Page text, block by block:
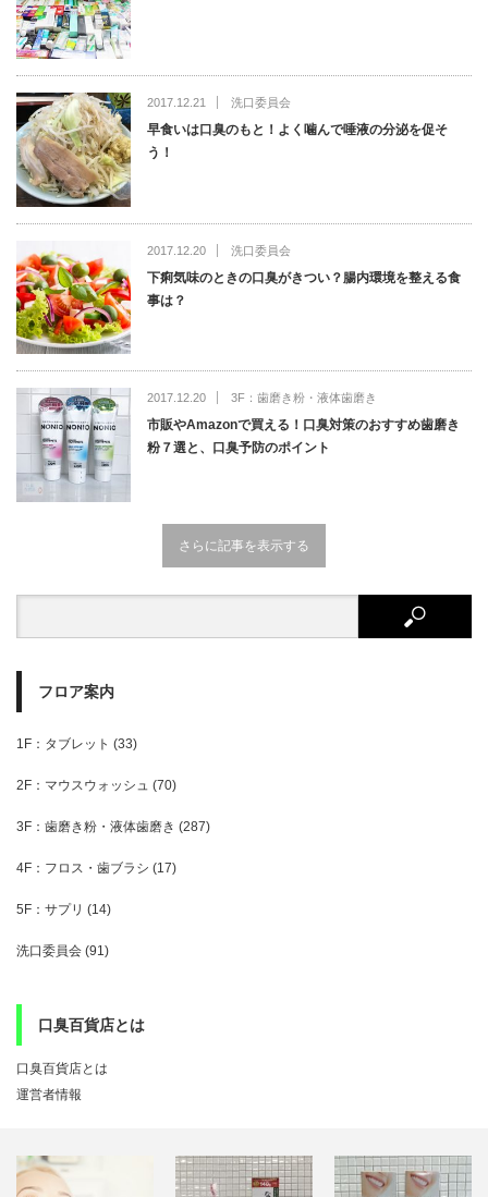
2017.12.21 洗口委員会
早食いは口臭のもと！よく噛んで唾液の分泌を促そ
う！
2017.12.20 洗口委員会
下痢気味のときの口臭がきつい？腸内環境を整える食
事は？
2017.12.20 3F：歯磨き粉・液体歯磨き
市販やAmazonで買える！口臭対策のおすすめ歯磨き
粉７選と、口臭予防のポイント
さらに記事を表示する
フロア案内
1F：タブレット (33)
2F：マウスウォッシュ (70)
3F：歯磨き粉・液体歯磨き (287)
4F：フロス・歯ブラシ (17)
5F：サプリ (14)
洗口委員会 (91)
口臭百貨店とは
口臭百貨店とは
運営者情報